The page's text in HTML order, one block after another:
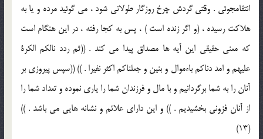
انتقامجوئی . وقتی گردش چرخ روزگار طولانی شود ، می گوئید مرده و یا به
هلاکت رسیده ، (و اگر زنده است ) ، پس به کجا رفته ، در این هنگام است
که معنی حقیقی این آیه ها مصداق پیدا می کند . ((ثم ردد نالکم الکرة
علیهم و امد دناکم باءموال و بنین و جعلناکم اکثر نفیرا . )) ((سپس پیروزی بر
آنان را به شما برگردانیم و با مال و فرزندان شما را یاری نموده و تعداد شما را
از آنان فزونی بخشیدیم . )) و این دارای علائم و نشانه هایی می باشد . ))
(13)